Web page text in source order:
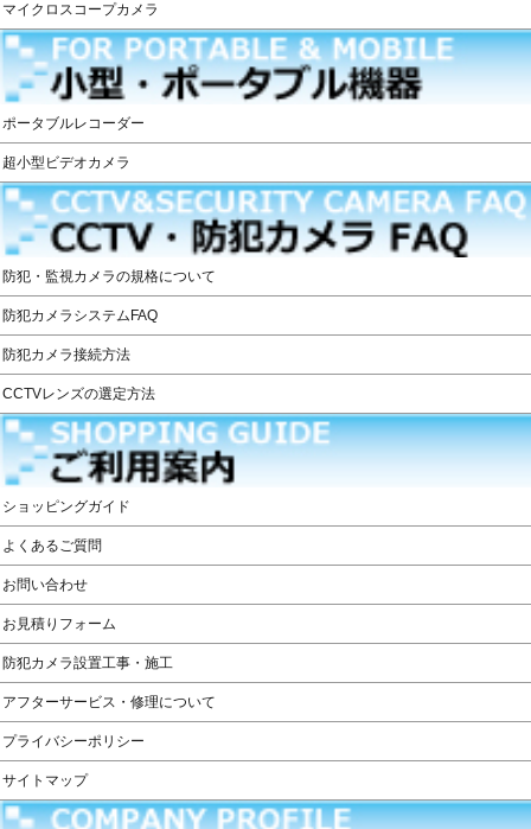
マイクロスコープカメラ
ポータブルレコーダー
超小型ビデオカメラ
防犯・監視カメラの規格について
防犯カメラシステムFAQ
防犯カメラ接続方法
CCTVレンズの選定方法
ショッピングガイド
よくあるご質問
お問い合わせ
お見積りフォーム
防犯カメラ設置工事・施工
アフターサービス・修理について
プライバシーポリシー
サイトマップ